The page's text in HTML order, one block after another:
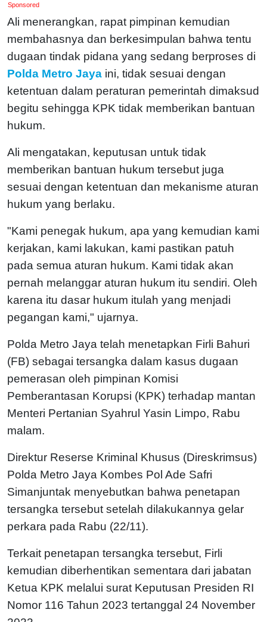
Sponsored
Ali menerangkan, rapat pimpinan kemudian
membahasnya dan berkesimpulan bahwa tentu
dugaan tindak pidana yang sedang berproses di
Polda Metro Jaya ini, tidak sesuai dengan
ketentuan dalam peraturan pemerintah dimaksud
begitu sehingga KPK tidak memberikan bantuan
hukum.
Ali mengatakan, keputusan untuk tidak
memberikan bantuan hukum tersebut juga
sesuai dengan ketentuan dan mekanisme aturan
hukum yang berlaku.
"Kami penegak hukum, apa yang kemudian kami
kerjakan, kami lakukan, kami pastikan patuh
pada semua aturan hukum. Kami tidak akan
pernah melanggar aturan hukum itu sendiri. Oleh
karena itu dasar hukum itulah yang menjadi
pegangan kami," ujarnya.
Polda Metro Jaya telah menetapkan Firli Bahuri
(FB) sebagai tersangka dalam kasus dugaan
pemerasan oleh pimpinan Komisi
Pemberantasan Korupsi (KPK) terhadap mantan
Menteri Pertanian Syahrul Yasin Limpo, Rabu
malam.
Direktur Reserse Kriminal Khusus (Direskrimsus)
Polda Metro Jaya Kombes Pol Ade Safri
Simanjuntak menyebutkan bahwa penetapan
tersangka tersebut setelah dilakukannya gelar
perkara pada Rabu (22/11).
Terkait penetapan tersangka tersebut, Firli
kemudian diberhentikan sementara dari jabatan
Ketua KPK melalui surat Keputusan Presiden RI
Nomor 116 Tahun 2023 tertanggal 24 November